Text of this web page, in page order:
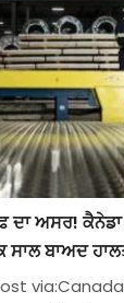
ਦਾ ਅਸਰ!
ਬਾਅਦ